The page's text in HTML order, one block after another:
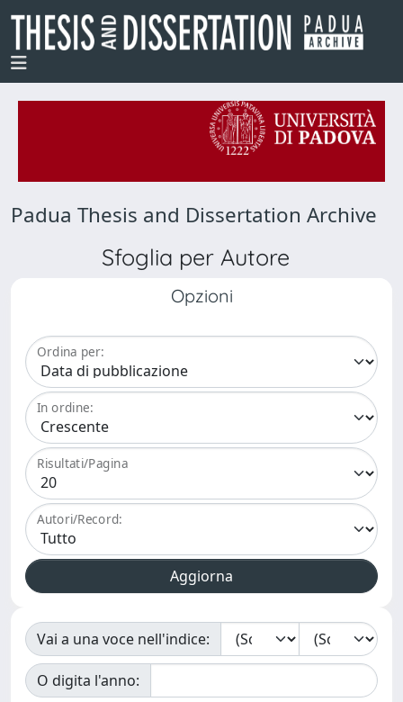
Padua Thesis and Dissertation Archive
Sfoglia per Autore
Opzioni
Ordina per:
In ordine:
Risultati/Pagina
Autori/Record:
Vai a una voce nell'indice:
O digita l'anno: